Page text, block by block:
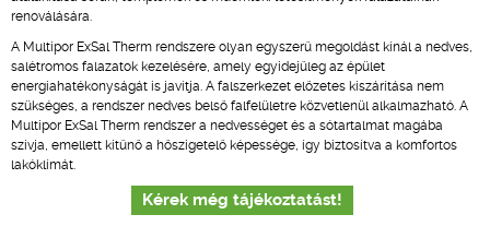
renoválására.
A Multipor ExSal Therm rendszere olyan egyszerű megoldást kínál a nedves,
salétromos falazatok kezelésére, amely egyidejűleg az épület
energiahatékonyságát is javítja. A falszerkezet előzetes kiszárítása nem
szükséges, a rendszer nedves belső falfelületre közvetlenül alkalmazható. A
Multipor ExSal Therm rendszer a nedvességet és a sótartalmat magába
szívja, emellett kitűnő a hőszigetelő képessége, így biztosítva a komfortos
lakóklímát.
Kérek még tájékoztatást!